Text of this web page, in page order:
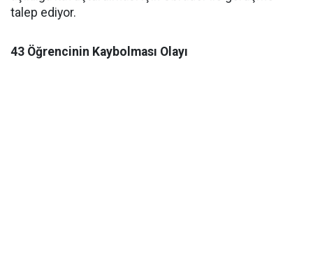
talep ediyor.
43 Öğrencinin Kaybolması Olayı